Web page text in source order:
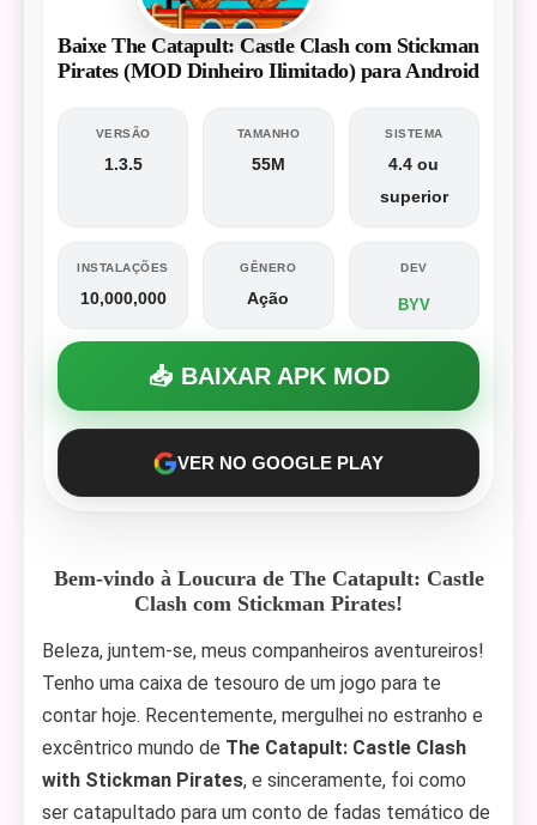
Baixe The Catapult: Castle Clash com Stickman
Pirates (MOD Dinheiro Ilimitado) para Android
VERSÃO
1.3.5
TAMANHO
55M
SISTEMA
4.4 ou
superior
INSTALAÇÕES
10,000,000
GÊNERO
Ação
DEV
BYV
📥 BAIXAR APK MOD
VER NO GOOGLE PLAY
Bem-vindo à Loucura de The Catapult: Castle
Clash com Stickman Pirates!
Beleza, juntem-se, meus companheiros aventureiros!
Tenho uma caixa de tesouro de um jogo para te
contar hoje. Recentemente, mergulhei no estranho e
excêntrico mundo de The Catapult: Castle Clash
with Stickman Pirates, e sinceramente, foi como
ser catapultado para um conto de fadas temático de